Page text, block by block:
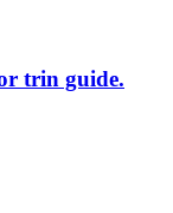
trin guide.